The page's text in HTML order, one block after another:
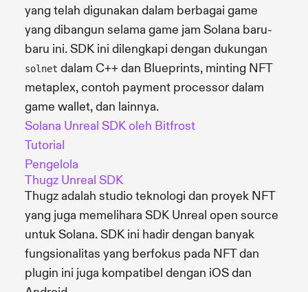
yang telah digunakan dalam berbagai game
yang dibangun selama game jam Solana baru-
baru ini. SDK ini dilengkapi dengan dukungan
solnet dalam C++ dan Blueprints, minting NFT
metaplex, contoh payment processor dalam
game wallet, dan lainnya.
Solana Unreal SDK oleh Bitfrost
Tutorial
Pengelola
Thugz Unreal SDK
Thugz adalah studio teknologi dan proyek NFT
yang juga memelihara SDK Unreal open source
untuk Solana. SDK ini hadir dengan banyak
fungsionalitas yang berfokus pada NFT dan
plugin ini juga kompatibel dengan iOS dan